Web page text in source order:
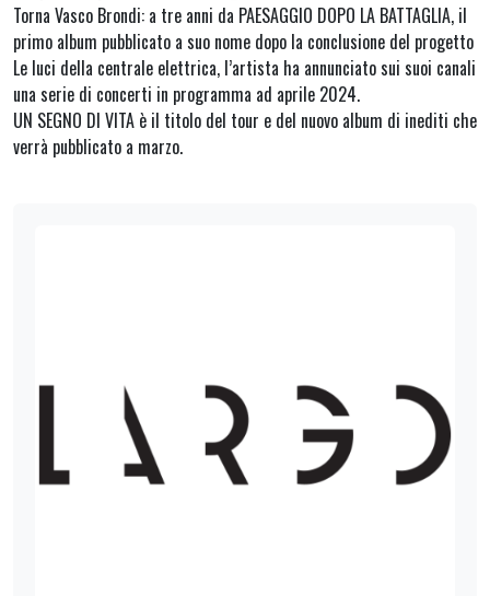
Torna Vasco Brondi: a tre anni da PAESAGGIO DOPO LA BATTAGLIA, il
primo album pubblicato a suo nome dopo la conclusione del progetto
Le luci della centrale elettrica, l’artista ha annunciato sui suoi canali
una serie di concerti in programma ad aprile 2024.
UN SEGNO DI VITA è il titolo del tour e del nuovo album di inediti che
verrà pubblicato a marzo.